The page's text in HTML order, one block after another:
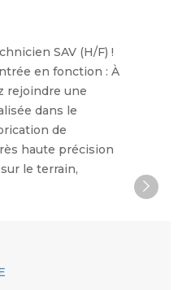
SAV (H/F) !
en fonction : À
rejoindre une
dans le
de
haute précision
le terrain,